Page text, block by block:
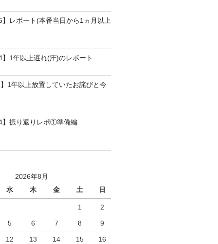
レポート(本番当日から1ヵ月以上
1年以上遅れ(汗)のレポート
1年以上放置していたお詫びと今
】振り返りレポ①準備編
2026年8月
水
木 金 土 日
1 2
5 6 7 8 9
12 13 14 15 16